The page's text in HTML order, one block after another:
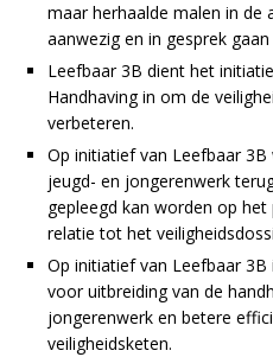
maar herhaalde malen in de
aanwezig en in gesprek
Leefbaar 3B dient het
Handhaving in om de
verbeteren.
Op initiatief van Leefbaar
jeugd- en jongerenwerk
gepleegd kan worden op
relatie tot het
Op initiatief van Leefbaar
voor uitbreiding van de
jongerenwerk en betere
veiligheidsketen.